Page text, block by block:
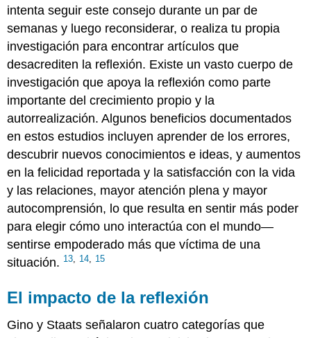
intenta seguir este consejo durante un par de
semanas y luego reconsiderar, o realiza tu propia
investigación para encontrar artículos que
desacrediten la reflexión. Existe un vasto cuerpo de
investigación que apoya la reflexión como parte
importante del crecimiento propio y la
autorrealización. Algunos beneficios documentados
en estos estudios incluyen aprender de los errores,
descubrir nuevos conocimientos e ideas, y aumentos
en la felicidad reportada y la satisfacción con la vida
y las relaciones, mayor atención plena y mayor
autocomprensión, lo que resulta en sentir más poder
para elegir cómo uno interactúa con el mundo—
sentirse empoderado más que víctima de una
situación. 13 14 15
El impacto de la reflexión
Gino y Staats señalaron cuatro categorías que